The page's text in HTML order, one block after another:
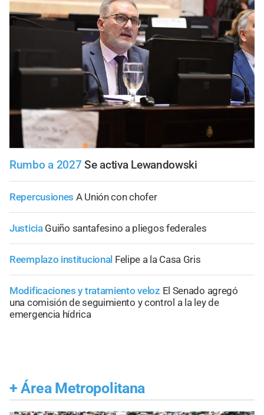
Rumbo a 2027 Se activa Lewandowski
Repercusiones A Unión con chofer
Justicia Guiño santafesino a pliegos federales
Reemplazo institucional Felipe a la Casa Gris
Modificaciones y tratamiento veloz El Senado agregó
una comisión de seguimiento y control a la ley de
emergencia hídrica
+ Área Metropolitana